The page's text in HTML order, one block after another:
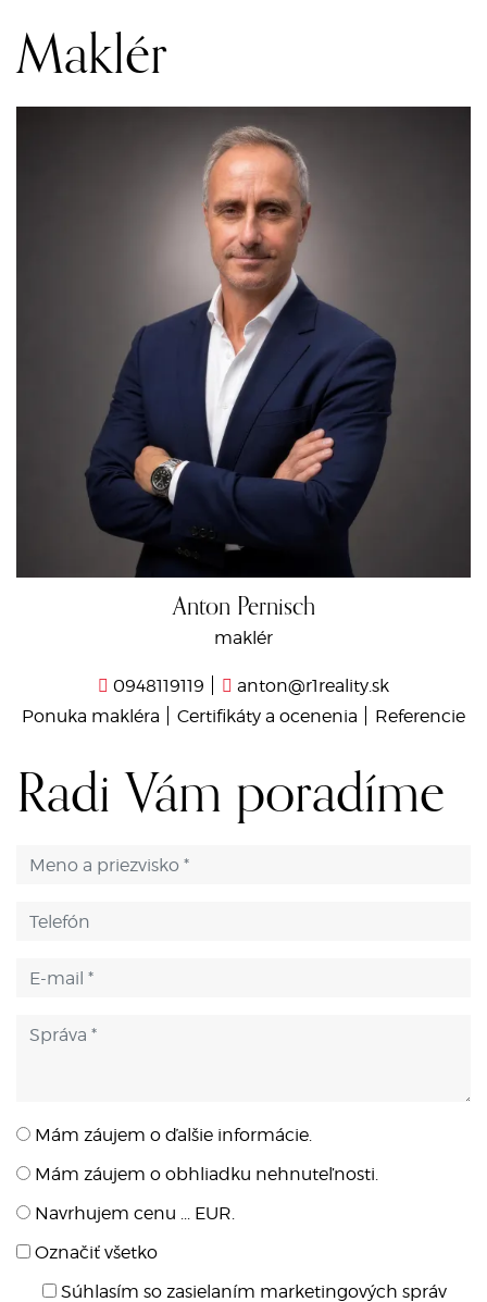
Maklér
Anton Pernisch
maklér
0948119119
anton@r1reality.sk
Ponuka makléra
Certifikáty a ocenenia Referencie
Radi Vám poradíme
Mám záujem o ďalšie informácie.
Mám záujem o obhliadku nehnuteľnosti.
Navrhujem cenu ... EUR.
Označiť všetko
Súhlasím so zasielaním marketingových správ